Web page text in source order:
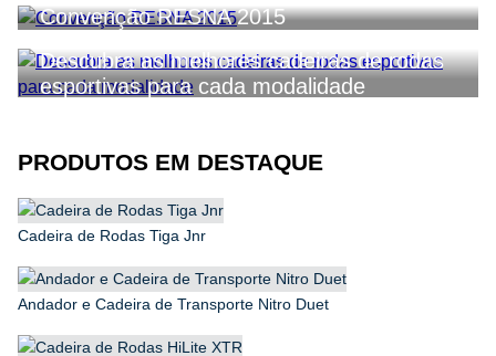
Convenção RESNA 2015
Descubra as melhores cadeiras de rodas
esportivas para cada modalidade
PRODUTOS EM DESTAQUE
Cadeira de Rodas Tiga Jnr
Andador e Cadeira de Transporte Nitro Duet